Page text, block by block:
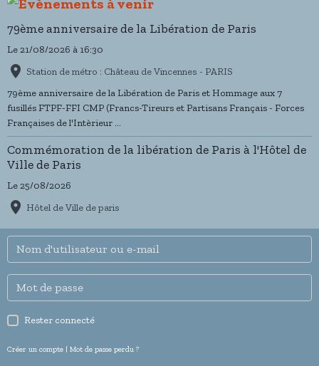
79ème anniversaire de la Libération de Paris
Le 21/08/2026 à 16:30
Station de métro : Château de Vincennes - PARIS
79ème anniversaire de la Libération de Paris et Hommage aux 7
fusillés FTPF-FFI CMP (Francs-Tireurs et Partisans Français - Forces
Françaises de l'Intèrieur ...
Commémoration de la libération de Paris à l'Hôtel de
Ville de Paris
Le 25/08/2026
Hôtel de Ville de paris
Rester connecté
Créer un compte | Mot de passe perdu ?